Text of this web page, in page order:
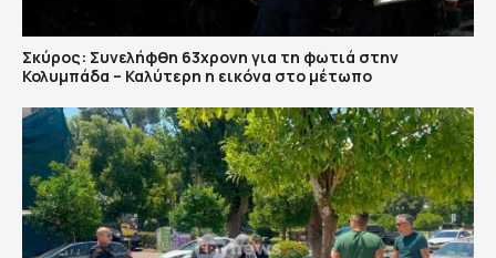
Σκύρος: Συνελήφθη 63χρονη για τη φωτιά στην
Κολυμπάδα – Καλύτερη η εικόνα στο μέτωπο